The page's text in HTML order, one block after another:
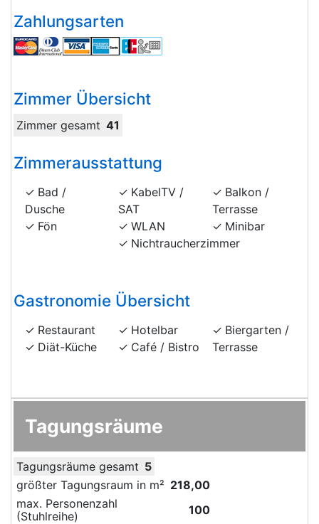
Zahlungsarten
Zimmer Übersicht
Zimmer gesamt 41
Zimmerausstattung
Bad /
Dusche
Fön
KabelTV /
SAT
WLAN
Nichtraucherzimmer
Balkon /
Terrasse
Minibar
Gastronomie Übersicht
Restaurant
Diät-Küche
Hotelbar
Café / Bistro
Biergarten /
Terrasse
Tagungsräume
Tagungsräume gesamt 5
größter Tagungsraum in m² 218,00
max. Personenzahl
(Stuhlreihe)
100